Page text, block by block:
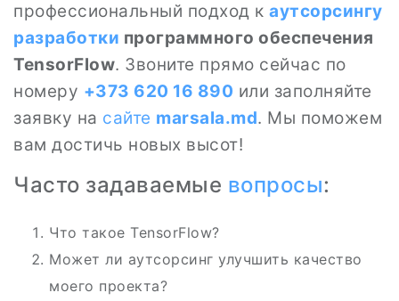
профессиональный подход к аутсорсингу
разработки программного обеспечения
TensorFlow. Звоните прямо сейчас по
номеру +373 620 16 890 или заполняйте
заявку на сайте marsala.md. Мы поможем
вам достичь новых высот!
Часто задаваемые вопросы:
Что такое TensorFlow?
Может ли аутсорсинг улучшить качество
моего проекта?